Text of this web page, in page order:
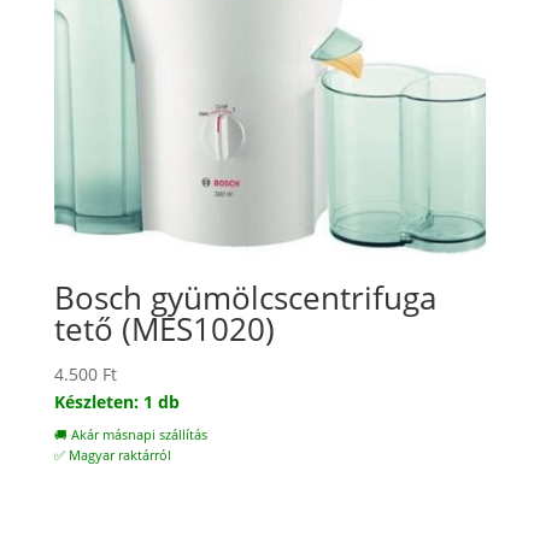
Bosch gyümölcscentrifuga
tető (MES1020)
4.500 Ft
Készleten: 1 db
🚚 Akár másnapi szállítás
✅ Magyar raktárról